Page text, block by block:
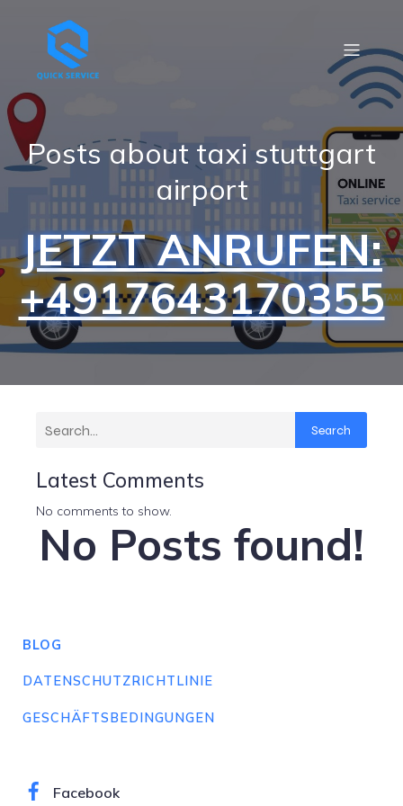
Posts about taxi stuttgart
airport
JETZT ANRUFEN:
+4917643170355
Search
Latest Comments
No comments to show.
No Posts found!
BLOG
DATENSCHUTZRICHTLINIE
GESCHÄFTSBEDINGUNGEN
Facebook